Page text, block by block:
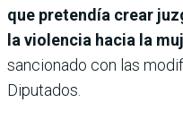
que pretendía crear
la violencia hacia la
sancionado con las
Diputados.